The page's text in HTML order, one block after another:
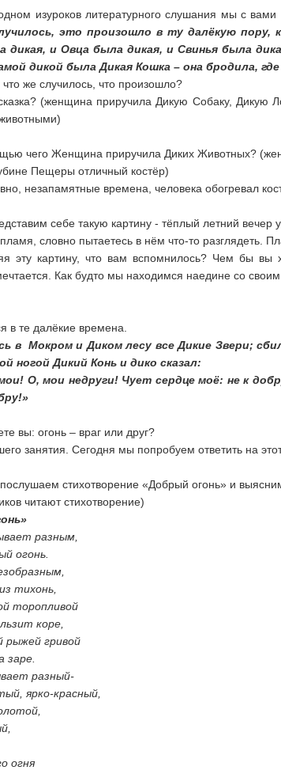
изуроков литературного слушания мы с
это произошло в ту далёкую
дикая, и Овца была дикая, и Свинья была
дикой была Дикая Кошка – она бродила,
же случилось, что произошло?
(женщина приручила Дикую Собаку, Дикую
чего Женщина приручила Диких Животных?
Пещеры отличный костёр)
незапамятные времена, человека обогревал
себе такую картину - тёплый летний вечер
словно пытаетесь в нём что-то разглядеть.
эту картину, что вам вспомнилось? Чем бы вы
Как будто мы находимся наедине со
в те далёкие времена.
в Мокром и Диком лесу все Дикие Звери;
ногой Дикий Конь и дико сказал:
О, мои недруги! Чует сердце моё: не к
вы: огонь – враг или друг?
занятия. Сегодня мы попробуем ответить на
стихотворение «Добрый огонь» и
читают стихотворение)
разным,
огонь.
тихонь,
торопливой
коре,
рыжей гривой
заре.
разный-
ярко-красный,
огня